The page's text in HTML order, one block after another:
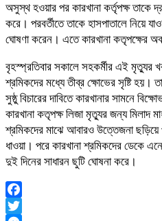
অসুস্থ হওয়ার পর কারখানা কর্তৃপক্ষ তাকে
করে। পরবর্তীতে তাকে হাসপাতালে নিয়ে
ঘোষণা করেন। এতে কারখানা কতৃপক্ষের
বৃহস্প্রতিবার সকালে ​সহকর্মীর এই মৃত্যুর
শ্রমিকদের মধ্যে তীব্র ক্ষোভের সৃষ্টি হয়।
সুষ্ঠু বিচারের দাবিতে কারখানার সামনে
কারখানা কতৃপক্ষ লিজা মৃত্যুর জন্য
শ্রমিকদের মাঝে আবারও উত্তেজনা ছড়িয়ে
ধাওয়া। পরে কারখানা শ্রমিকদের ডেকে
দুই দিনের সাধারন ছুটি ঘোষনা করে।
Facebook